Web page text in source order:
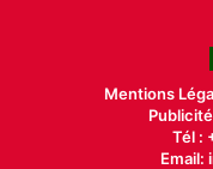
Mentions
Publicité
Tél :
Email: